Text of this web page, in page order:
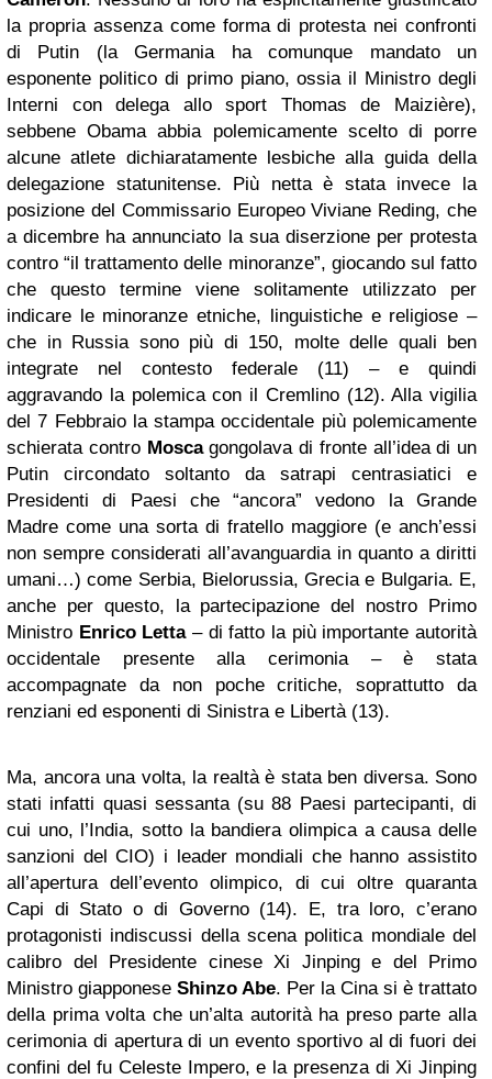
la propria assenza come forma di protesta nei confronti
di Putin (la Germania ha comunque mandato un
esponente politico di primo piano, ossia il Ministro degli
Interni con delega allo sport Thomas de Maizière),
sebbene Obama abbia polemicamente scelto di porre
alcune atlete dichiaratamente lesbiche alla guida della
delegazione statunitense. Più netta è stata invece la
posizione del Commissario Europeo Viviane Reding, che
a dicembre ha annunciato la sua diserzione per protesta
contro “il trattamento delle minoranze”, giocando sul fatto
che questo termine viene solitamente utilizzato per
indicare le minoranze etniche, linguistiche e religiose –
che in Russia sono più di 150, molte delle quali ben
integrate nel contesto federale (11) – e quindi
aggravando la polemica con il Cremlino (12). Alla vigilia
del 7 Febbraio la stampa occidentale più polemicamente
schierata contro Moscagongolava di fronte all’idea di un
Putin circondato soltanto da satrapi centrasiatici e
Presidenti di Paesi che “ancora” vedono la Grande
Madre come una sorta di fratello maggiore (e anch’essi
non sempre considerati all’avanguardia in quanto a diritti
umani…) come Serbia, Bielorussia, Grecia e Bulgaria. E,
anche per questo, la partecipazione del nostro Primo
Ministro Enrico Letta– di fatto la più importante autorità
occidentale presente alla cerimonia – è stata
accompagnate da non poche critiche, soprattutto da
renziani ed esponenti di Sinistra e Libertà (13).
Ma, ancora una volta, la realtà è stata ben diversa. Sono
stati infatti quasi sessanta (su 88 Paesi partecipanti, di
cui uno, l’India, sotto la bandiera olimpica a causa delle
sanzioni del CIO) i leader mondiali che hanno assistito
all’apertura dell’evento olimpico, di cui oltre quaranta
Capi di Stato o di Governo (14). E, tra loro, c’erano
protagonisti indiscussi della scena politica mondiale del
calibro del Presidente cinese Xi Jinping e del Primo
Ministro giapponese Shinzo Abe. Per la Cina si è trattato
della prima volta che un’alta autorità ha preso parte alla
cerimonia di apertura di un evento sportivo al di fuori dei
confini del fu Celeste Impero, e la presenza di Xi Jinping